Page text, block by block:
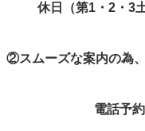
休日（第1 ・ 2 ・ 3
②スムーズな案内の為
電話予